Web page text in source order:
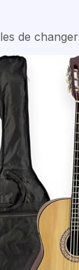
de changer